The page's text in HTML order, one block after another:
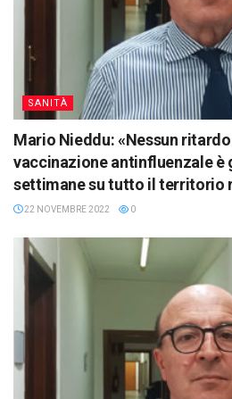
SANITÀ
Mario Nieddu: «Nessun
vaccinazione antinfluenzale è
settimane su tutto il territorio
22 NOVEMBRE 2022 0